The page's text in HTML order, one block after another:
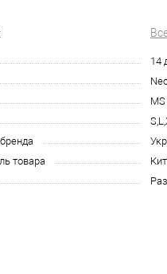
14
товара